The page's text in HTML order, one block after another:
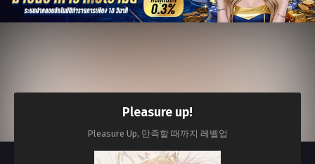
Pleasure up!
Pleasure Up, 만족할 때까지 레벨업